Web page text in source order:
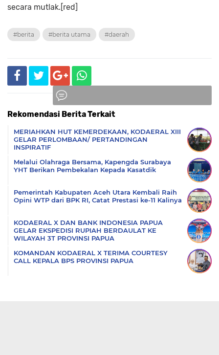
secara mutlak.[red]
#berita #berita utama #daerah
Rekomendasi Berita Terkait
MERIAHKAN HUT KEMERDEKAAN, KODAERAL XIII
GELAR PERLOMBAAN/ PERTANDINGAN
INSPIRATIF
Melalui Olahraga Bersama, Kapengda Surabaya
YHT Berikan Pembekalan Kepada Kasatdik
Pemerintah Kabupaten Aceh Utara Kembali Raih
Opini WTP dari BPK RI, Catat Prestasi ke-11 Kalinya
KODAERAL X DAN BANK INDONESIA PAPUA
GELAR EKSPEDISI RUPIAH BERDAULAT KE
WILAYAH 3T PROVINSI PAPUA
KOMANDAN KODAERAL X TERIMA COURTESY
CALL KEPALA BPS PROVINSI PAPUA